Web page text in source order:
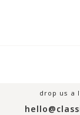
drop us a